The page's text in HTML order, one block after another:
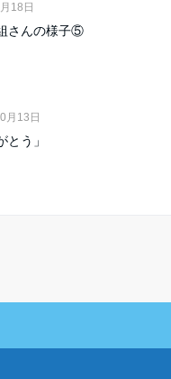
18日
さんの様子⑤
月13日
とう」